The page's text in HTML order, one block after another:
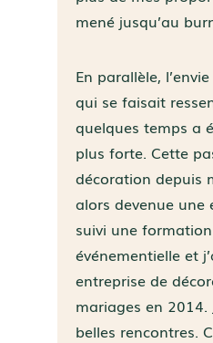
mené jusqu’au
En parallèle,
qui se faisait
quelques temps a
plus forte. Cette
décoration depuis
alors devenue une
suivi une
événementielle et
entreprise de
mariages en 2014.
belles rencontres.